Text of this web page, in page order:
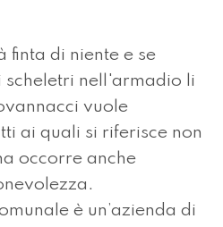
finta di niente e se
nell'armadio li
vuole
ai quali si riferisce non
occorre anche
è un’azienda di